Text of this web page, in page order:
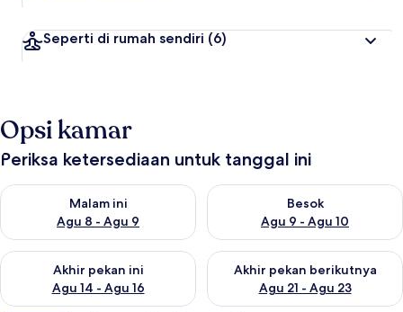
Seperti di rumah sendiri (6)
Opsi kamar
Periksa ketersediaan untuk tanggal ini
Malam ini
Agu 8 - Agu 9
Periksa ketersediaan untuk malam ini Agu 8 - Agu 9
Besok
Agu 9 - Agu 10
Periksa ketersediaan untuk
Akhir pekan ini
Agu 14 - Agu 16
Periksa ketersediaan untuk akhir pekan ini Agu 14 - Agu 16
Akhir pekan berikutnya
Agu 21 - Agu 23
Periksa ketersediaan untuk